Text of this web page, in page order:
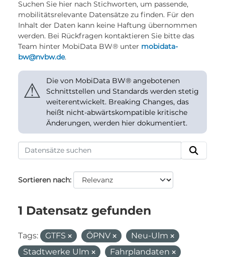
Suchen Sie hier nach Stichworten, um passende,
mobilitätsrelevante Datensätze zu finden. Für den
Inhalt der Daten kann keine Haftung übernommen
werden. Bei Rückfragen kontaktieren Sie bitte das
Team hinter MobiData BW® unter mobidata-
bw@nvbw.de.
⚠
Die von MobiData BW® angebotenen
Schnittstellen und Standards werden stetig
weiterentwickelt. Breaking Changes, das
heißt nicht-abwärtskompatible kritische
Änderungen, werden hier dokumentiert.
Sortieren nach
1 Datensatz gefunden
Tags: GTFS ÖPNV
Neu-Ulm
Stadtwerke Ulm
Fahrplandaten